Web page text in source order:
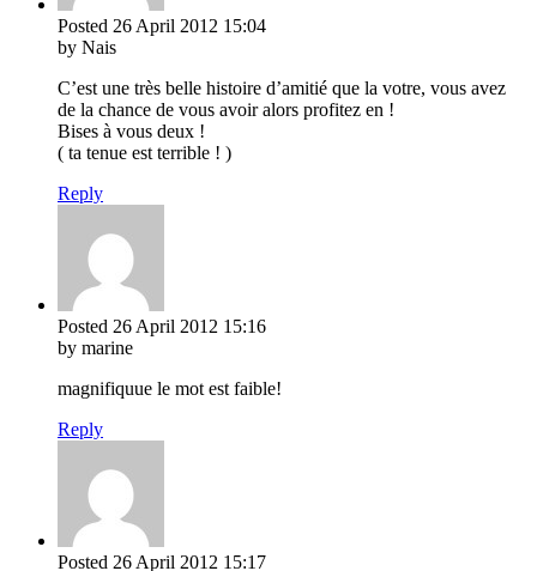
Posted 26 April 2012 15:04
by Nais
C’est une très belle histoire d’amitié que la votre, vous avez
de la chance de vous avoir alors profitez en !
Bises à vous deux !
( ta tenue est terrible ! )
Reply
Posted 26 April 2012 15:16
by marine
magnifiquue le mot est faible!
Reply
Posted 26 April 2012 15:17